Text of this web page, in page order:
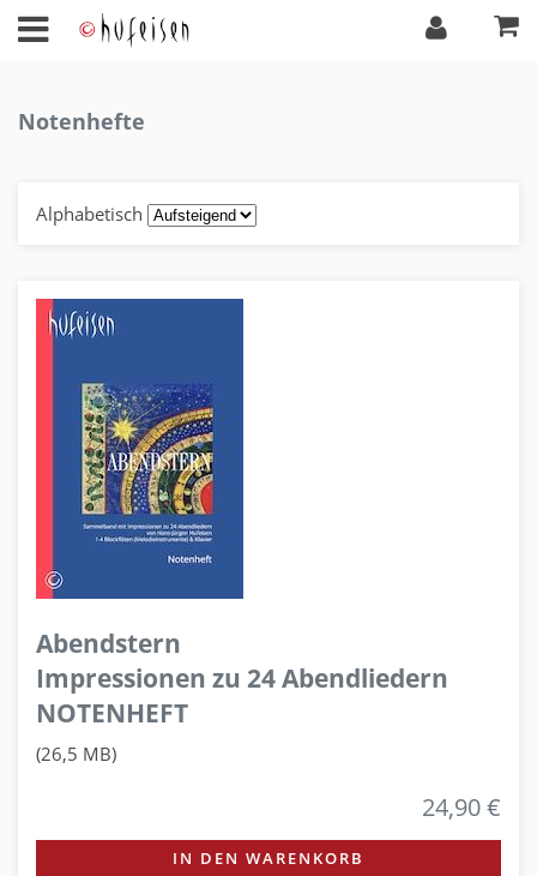
Notenhefte
Alphabetisch
Abendstern
Impressionen zu 24 Abendliedern
NOTENHEFT
(26,5 MB)
24,90 €
IN DEN WARENKORB